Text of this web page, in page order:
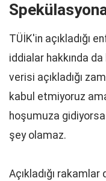
TÜİK'in açıkladığı
iddialar hakkında
verisi açıkladığı
kabul etmiyoruz
hoşumuza
şey olamaz.
Açıkladığı